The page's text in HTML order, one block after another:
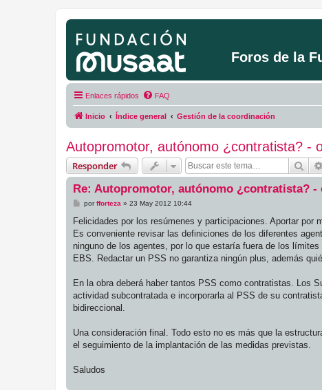
Foros de la
Enlaces rápidos FAQ
Inicio Índice general Gestión de la coordinación
Autopromotor, autónomo ¿contratista? -
Responder
Re: Autopromotor, autónomo ¿contratista?
M
n
a
j
porfforteza » 23 May 2012 10:44
Felicidades por los resúmenes y participaciones. Aportar por
Es conveniente revisar las definiciones de los diferentes
ninguno de los agentes, por lo que estaría fuera de los
EBS. Redactar un PSS no garantiza ningún plus, además
En la obra deberá haber tantos PSS como contratistas. Los
actividad subcontratada e incorporarla al PSS de su
bidireccional.
Una consideración final. Todo esto no es más que la
el seguimiento de la implantación de las medidas previstas.
Saludos